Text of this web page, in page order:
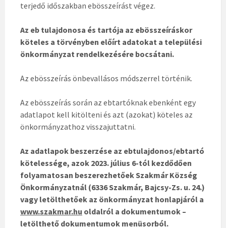
terjedő időszakban ebösszeírást végez.
Az eb tulajdonosa és tartója az ebösszeíráskor
köteles a törvényben előírt adatokat a települési
önkormányzat rendelkezésére bocsátani.
Az ebösszeírás önbevallásos módszerrel történik.
Az ebösszeírás során az ebtartóknak ebenként egy
adatlapot kell kitölteni és azt (azokat) köteles az
önkormányzathoz visszajuttatni.
Az adatlapok beszerzése az ebtulajdonos/ebtartó
kötelessége, azok 2023. július 6-tól kezdődően
folyamatosan beszerezhetőek Szakmár Község
Önkormányzatnál (6336 Szakmár, Bajcsy-Zs. u. 24.)
vagy letölthetőek az önkormányzat honlapjáról a
www.szakmar.hu oldalról a dokumentumok –
letölthető dokumentumok menüsorból.